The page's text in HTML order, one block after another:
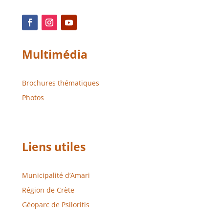
Multimédia
Brochures thématiques
Photos
Liens utiles
Municipalité d’Amari
Région de Crète
Géoparc de Psiloritis